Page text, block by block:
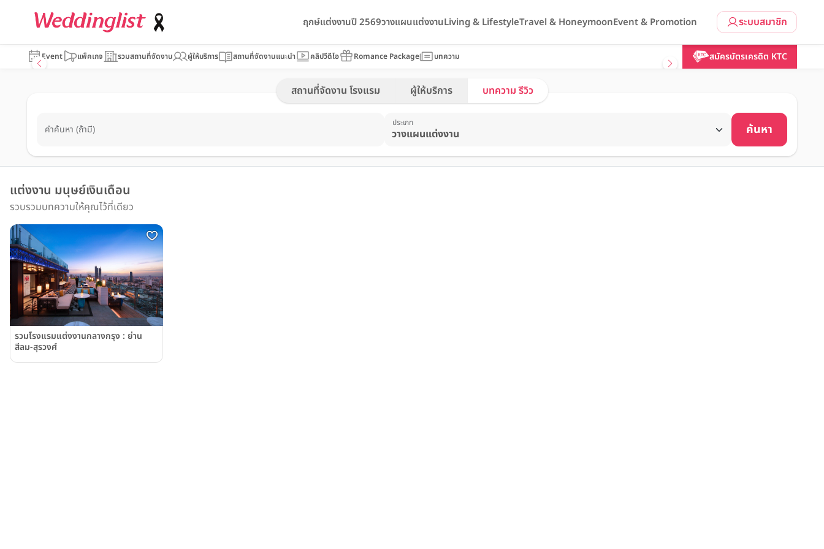
ระบบสมาชิก
ฤกษ์แต่งงานปี 2569วางแผนแต่งงานLiving & LifestyleTravel & HoneymoonEvent & Promotion
Event แพ็คเกจ รวมสถานที่จัดงาน ผู้ให้บริการ สถานที่จัดงานแนะนำ คลิปวีดีโอ Romance Package บทความ สมัครบัตรเครดิต KTC
สถานที่จัดงาน โรงแรม ผู้ให้บริการ บทความ รีวิว
คำค้นหา (ถ้ามี)
ประเภท ค้นหา
แต่งงาน มนุษย์เงินเดือน
รวบรวมบทความให้คุณไว้ที่เดียว
รวมโรงแรมแต่งงานกลางกรุง : ย่าน
สีลม-สุรวงศ์